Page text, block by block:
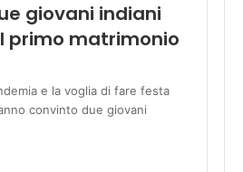
giovani indiani
primo matrimonio
e la voglia di fare festa
convinto due giovani